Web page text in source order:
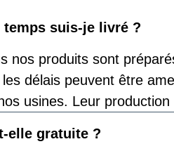
temps suis-je livré ?
nos produits sont
délais peuvent être
usines. Leur
elle gratuite ?